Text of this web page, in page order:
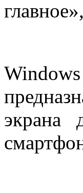
экрана